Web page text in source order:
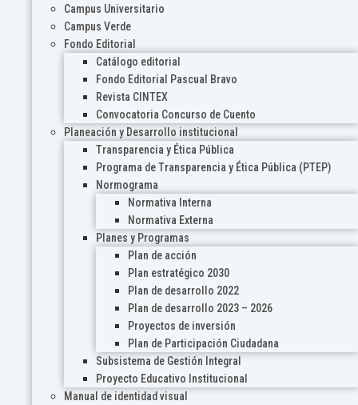
Campus Universitario
Campus Verde
Fondo Editorial
Catálogo editorial
Fondo Editorial Pascual Bravo
Revista CINTEX
Convocatoria Concurso de Cuento
Planeación y Desarrollo institucional
Transparencia y Ética Pública
Programa de Transparencia y Ética Pública (PTEP)
Normograma
Normativa Interna
Normativa Externa
Planes y Programas
Plan de acción
Plan estratégico 2030
Plan de desarrollo 2022
Plan de desarrollo 2023 – 2026
Proyectos de inversión
Plan de Participación Ciudadana
Subsistema de Gestión Integral
Proyecto Educativo Institucional
Manual de identidad visual